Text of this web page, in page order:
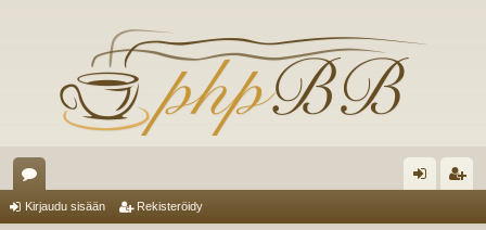
es
Kirjaudu sisään Rekisteröidy